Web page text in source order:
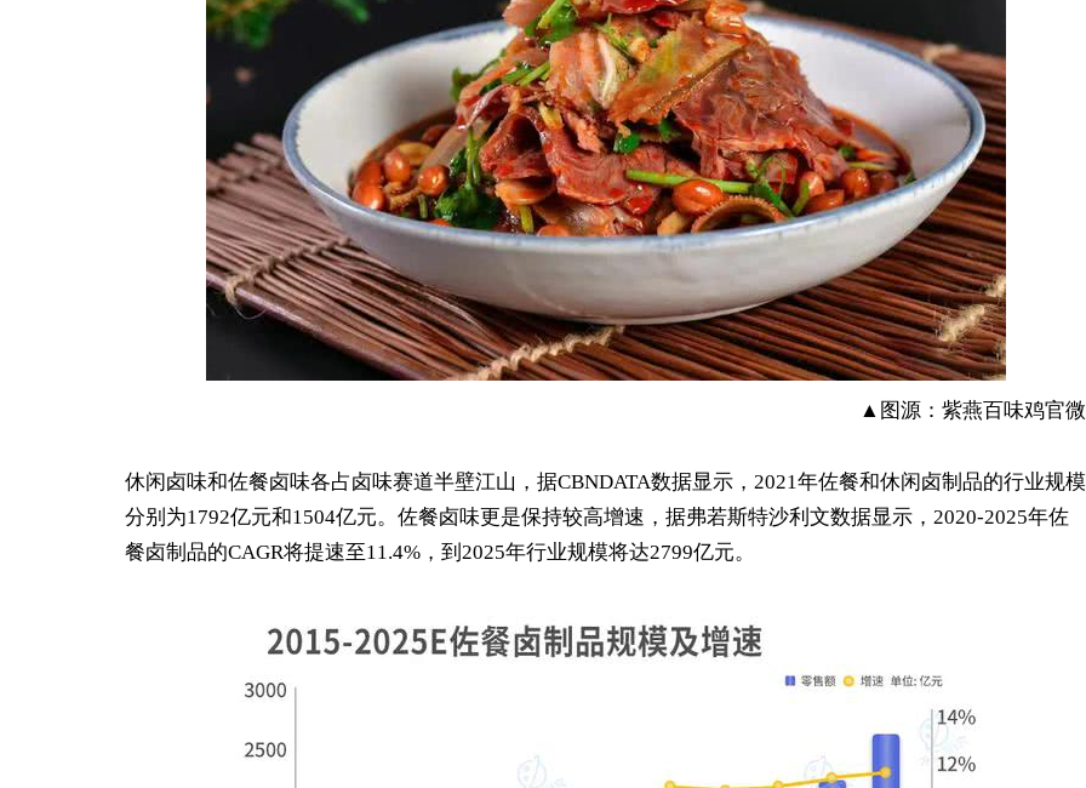
▲图源：紫燕百味鸡官微
休闲卤味和佐餐卤味各占卤味赛道半壁江山，据CBNDATA数据显示，2021年佐餐和休闲卤制品的行业规模
分别为1792亿元和1504亿元。佐餐卤味更是保持较高增速，据弗若斯特沙利文数据显示，2020-2025年佐
餐卤制品的CAGR将提速至11.4%，到2025年行业规模将达2799亿元。